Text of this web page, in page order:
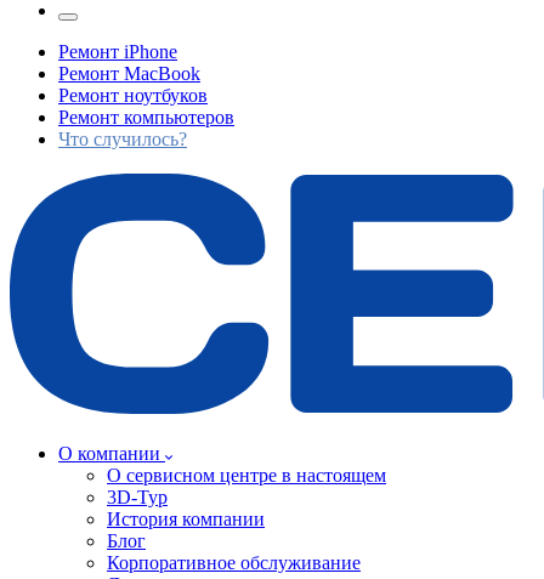
Ремонт iPhone
Ремонт MacBook
Ремонт ноутбуков
Ремонт компьютеров
Что случилось?
О компании
О сервисном центре в настоящем
3D-Тур
История компании
Блог
Корпоративное обслуживание